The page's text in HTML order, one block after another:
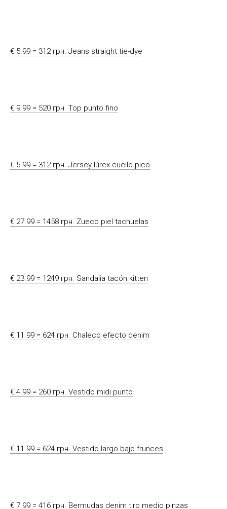
€ 5.99 = 312 грн. Jeans straight tie-dye
€ 9.99 = 520 грн. Top punto fino
€ 5.99 = 312 грн. Jersey lúrex cuello pico
€ 27.99 = 1458 грн. Zueco piel tachuelas
€ 23.99 = 1249 грн. Sandalia tacón kitten
€ 11.99 = 624 грн. Chaleco efecto denim
€ 4.99 = 260 грн. Vestido midi punto
€ 11.99 = 624 грн. Vestido largo bajo frunces
€ 7.99 = 416 грн. Bermudas denim tiro medio pinzas